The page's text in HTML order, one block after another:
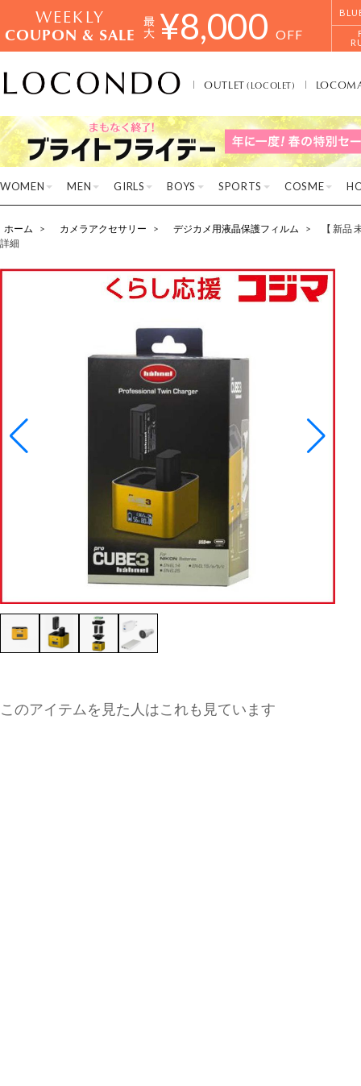
WEEKLY
COUPON & SALE ¥8,000 OFF
OUTLET(LOCOLET)
WOMEN MEN GIRLS BOYS SPORTS COSME
ホーム カメラアクセサリー デジカメ用液晶保護フィルム
【 新品
詳細
このアイテムを見た人はこれも見ています